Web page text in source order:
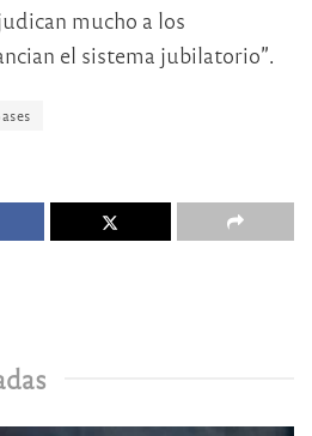
mucho a los
el sistema jubilatorio”.